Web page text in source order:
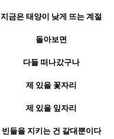
지금은 태양이 낮게 뜨는 계절
돌아보면
다들 떠나갔구나
제 있을 꽃자리
제 있을 잎자리
빈들을 지키는 건 갈대뿐이다